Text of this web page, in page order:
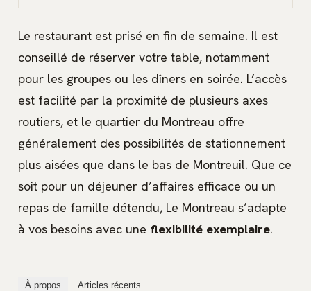
Le restaurant est prisé en fin de semaine. Il est
conseillé de réserver votre table, notamment
pour les groupes ou les dîners en soirée. L’accès
est facilité par la proximité de plusieurs axes
routiers, et le quartier du Montreau offre
généralement des possibilités de stationnement
plus aisées que dans le bas de Montreuil. Que ce
soit pour un déjeuner d’affaires efficace ou un
repas de famille détendu, Le Montreau s’adapte
à vos besoins avec une flexibilité exemplaire.
À propos Articles récents